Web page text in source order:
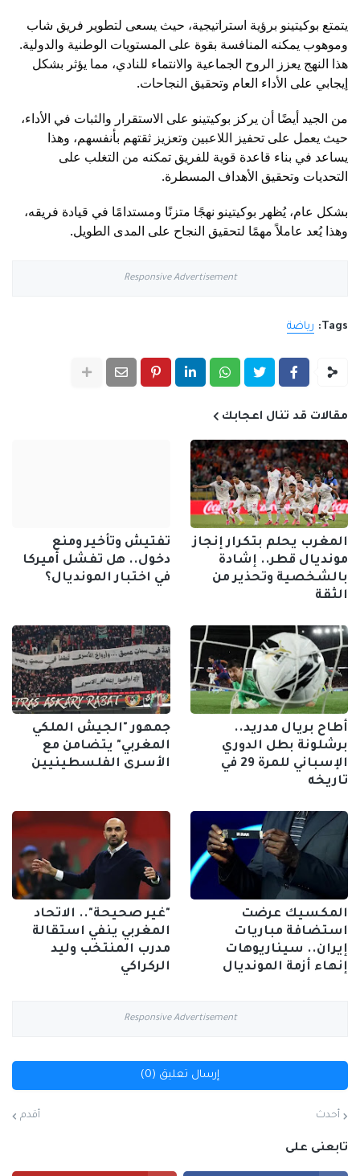
يتمتع بوكيتينو برؤية استراتيجية، حيث يسعى لتطوير فريق شاب
وموهوب يمكنه المنافسة بقوة على المستويات الوطنية والدولية.
هذا النهج يعزز الروح الجماعية والانتماء للنادي، مما يؤثر بشكل
إيجابي على الأداء العام وتحقيق النجاحات.
من الجيد أيضًا أن يركز بوكيتينو على الاستقرار والثبات في الأداء،
حيث يعمل على تحفيز اللاعبين وتعزيز ثقتهم بأنفسهم، وهذا
يساعد في بناء قاعدة قوية للفريق تمكنه من التغلب على
التحديات وتحقيق الأهداف المسطرة.
بشكل عام، يُظهر بوكيتينو نهجًا متزنًا ومستدامًا في قيادة فريقه،
وهذا يُعد عاملاً مهمًا لتحقيق النجاح على المدى الطويل.
Responsive Advertisement
Tags: رياضة
مقالات قد تنال اعجابك
المغرب يحلم بتكرار إنجاز
مونديال قطر.. إشادة
بالشخصية وتحذير من
الثقة
تفتيش وتأخير ومنع
دخول.. هل تفشل أميركا
في اختبار المونديال؟
أطاح بريال مدريد..
برشلونة بطل الدوري
الإسباني للمرة 29 في
تاريخه
جمهور "الجيش الملكي
المغربي" يتضامن مع
الأسرى الفلسطينيين
المكسيك عرضت
استضافة مباريات
إيران.. سيناريوهات
إنهاء أزمة المونديال
"غير صحيحة".. الاتحاد
المغربي ينفي استقالة
مدرب المنتخب وليد
الركراكي
Responsive Advertisement
إرسال تعليق (0)
أحدث أقدم
تابعنى على